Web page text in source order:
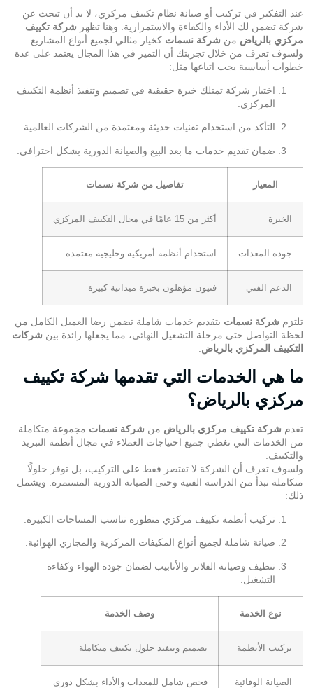
عند التفكير في تركيب أو صيانة نظام تكييف مركزي، لا بد أن تبحث عن
شركة تضمن لك الأداء والكفاءة والاستمرارية. وهنا تظهر شركة تكييف
مركزي بالرياض من شركة نسمات كخيار مثالي لجميع أنواع المشاريع.
ولسوف تعرف من خلال تجربتك أن التميز في هذا المجال يعتمد على عدة
خطوات أساسية يجب اتباعها مثل:
اختيار شركة تمتلك خبرة حقيقية في تصميم وتنفيذ أنظمة التكييف
المركزي.
التأكد من استخدام تقنيات حديثة ومعتمدة من الشركات العالمية.
ضمان تقديم خدمات ما بعد البيع والصيانة الدورية بشكل احترافي.
المعيار تفاصيل من شركة نسمات
الخبرة أكثر من 15 عامًا في مجال التكييف المركزي
جودة المعدات استخدام أنظمة أمريكية وخليجية معتمدة
الدعم الفني فنيون مؤهلون بخبرة ميدانية كبيرة
تلتزم شركة نسمات بتقديم خدمات شاملة تضمن رضا العميل الكامل من
لحظة التواصل حتى مرحلة التشغيل النهائي، مما يجعلها رائدة بين شركات
التكييف المركزي بالرياض
ما هي الخدمات التي تقدمها شركة تكييف
مركزي بالرياض؟
تقدم شركة تكييف مركزي بالرياض من شركة نسمات مجموعة متكاملة
من الخدمات التي تغطي جميع احتياجات العملاء في مجال أنظمة التبريد
والتكييف.
ولسوف تعرف أن الشركة لا تقتصر فقط على التركيب، بل توفر حلولًا
متكاملة تبدأ من الدراسة الفنية وحتى الصيانة الدورية المستمرة. ويشمل
ذلك:
تركيب أنظمة تكييف مركزي متطورة تناسب المساحات الكبيرة.
صيانة شاملة لجميع أنواع المكيفات المركزية والمجاري الهوائية.
تنظيف وصيانة الفلاتر والأنابيب لضمان جودة الهواء وكفاءة
التشغيل.
نوع الخدمة وصف الخدمة
تركيب الأنظمة تصميم وتنفيذ حلول تكييف متكاملة
الصيانة الوقائية فحص شامل للمعدات والأداء بشكل دوري